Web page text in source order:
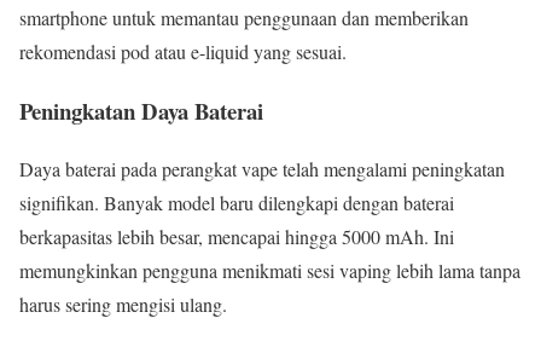
smartphone untuk memantau penggunaan dan memberikan
rekomendasi pod atau e-liquid yang sesuai.
Peningkatan Daya Baterai
Daya baterai pada perangkat vape telah mengalami peningkatan
signifikan. Banyak model baru dilengkapi dengan baterai
berkapasitas lebih besar, mencapai hingga 5000 mAh. Ini
memungkinkan pengguna menikmati sesi vaping lebih lama tanpa
harus sering mengisi ulang.